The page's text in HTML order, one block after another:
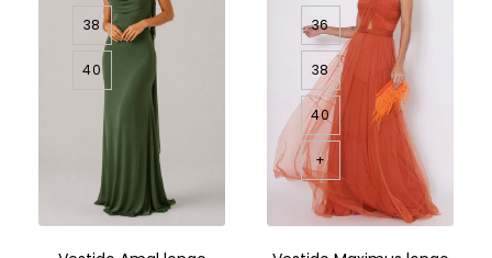
38
40
36
38
40
+